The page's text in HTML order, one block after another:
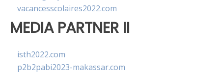
vacancesscolaires2022.com
MEDIA PARTNER II
isth2022.com
p2b2pabi2023-makassar.com